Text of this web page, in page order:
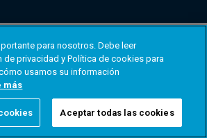
para nosotros. Debe leer
de privacidad y Política de cookies para
usamos su información
más
Aceptar todas las cookies